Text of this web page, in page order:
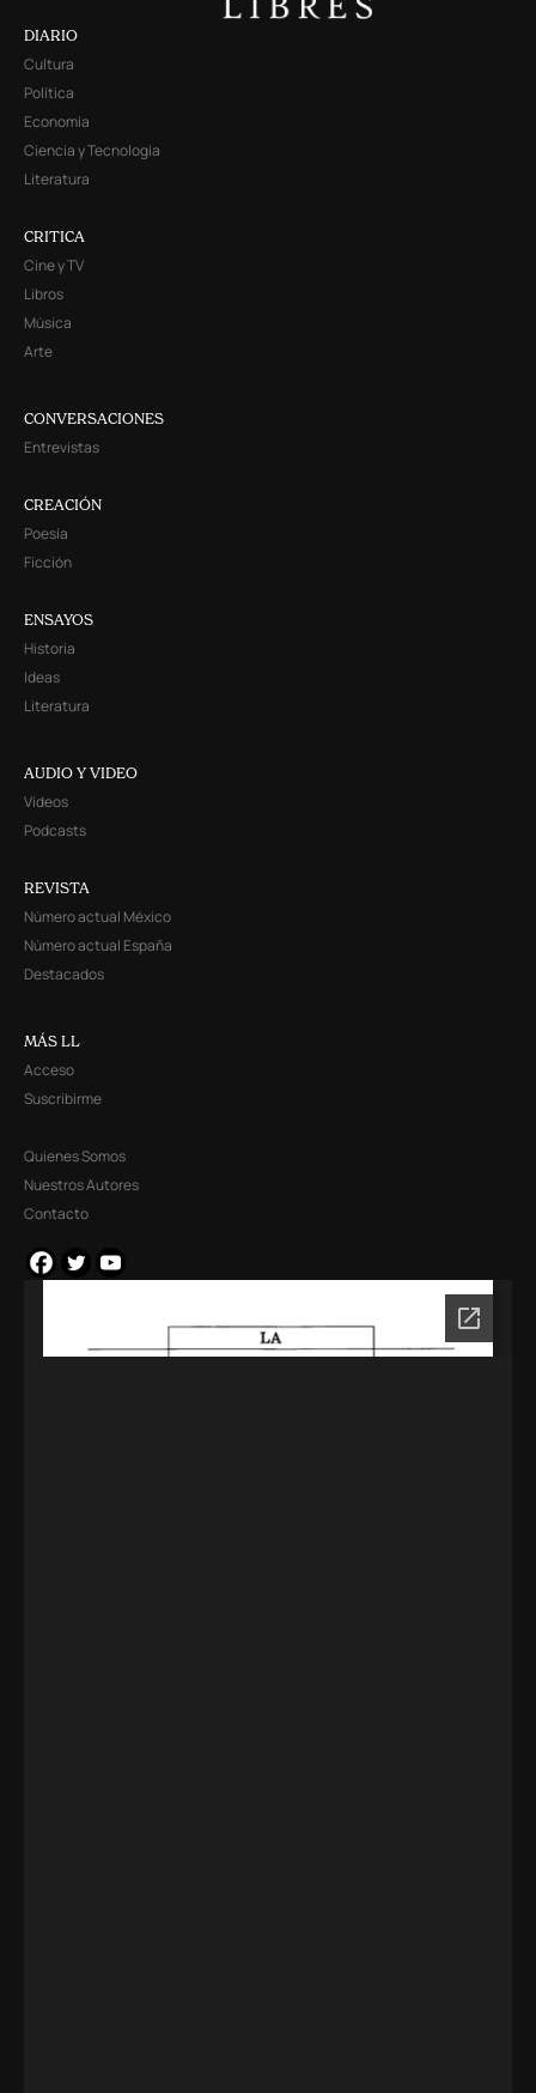
DIARIO
Cultura
Política
Economía
Ciencia y Tecnología
Literatura
CRITICA
Cine y TV
Libros
Música
Arte
CONVERSACIONES
Entrevistas
CREACIÓN
Poesía
Ficción
ENSAYOS
Historia
Ideas
Literatura
AUDIO Y VIDEO
Videos
Podcasts
REVISTA
Número actual México
Número actual España
Destacados
MÁS LL
Acceso
Suscribirme
Quienes Somos
Nuestros Autores
Contacto